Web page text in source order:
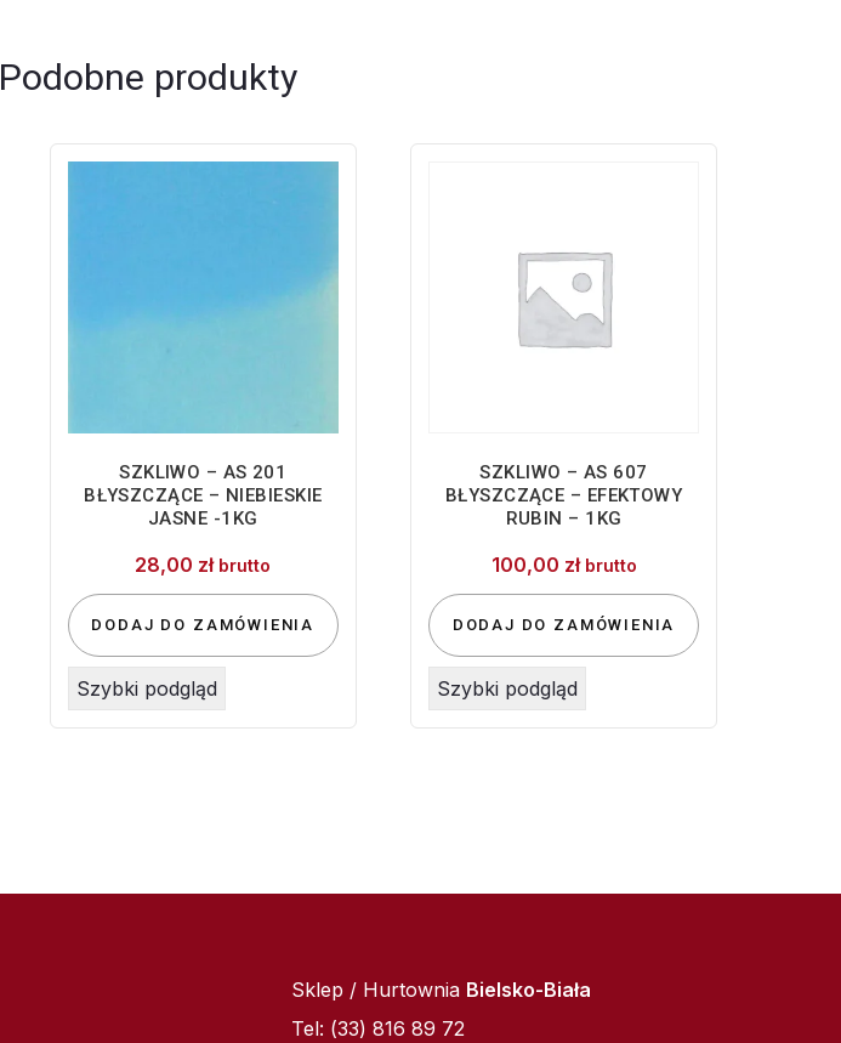
Podobne produkty
SZKLIWO – AS 201
BŁYSZCZĄCE – NIEBIESKIE
JASNE -1KG
28,00 zł brutto
DODAJ DO ZAMÓWIENIA
Szybki podgląd
SZKLIWO – AS 607
BŁYSZCZĄCE – EFEKTOWY
RUBIN – 1KG
100,00 zł brutto
DODAJ DO ZAMÓWIENIA
Szybki podgląd
Sklep / Hurtownia Bielsko-Biała
Tel: (33) 816 89 72